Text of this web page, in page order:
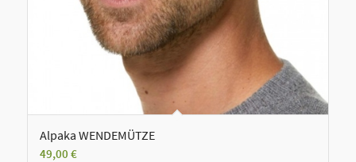
Alpaka WENDEMÜTZE
49,00 €